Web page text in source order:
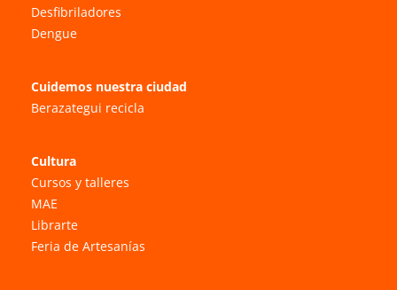
Desfibriladores
Dengue
Cuidemos nuestra ciudad
Berazategui recicla
Cultura
Cursos y talleres
MAE
Librarte
Feria de Artesanías